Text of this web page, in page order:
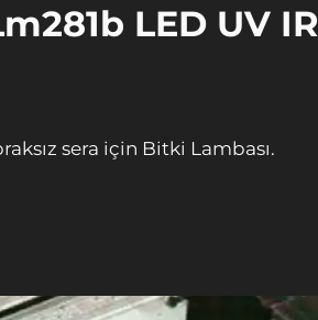
LED UV IR
sera için Bitki Lambası.